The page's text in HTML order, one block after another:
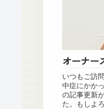
オーナー
いつもご訪
中症にかか
の記事更新
た。もしよ